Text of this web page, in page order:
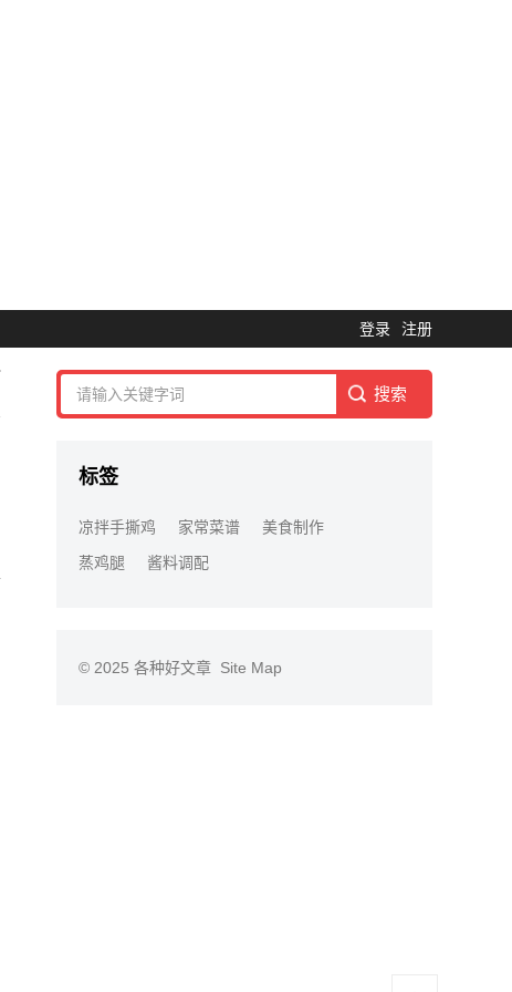
登录 注册
标签
凉拌手撕鸡 家常菜谱
美食制作
蒸鸡腿
酱料调配
© 2025 各种好文章 Site Map